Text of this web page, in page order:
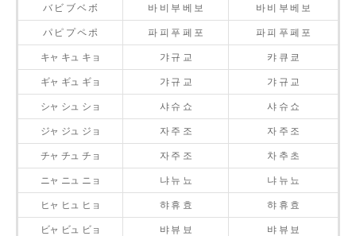
バ ビ ブ ベ ボ 바 비 부 베 보 바 비 부 베 보
パ ピ プ ペ ポ 파 피 푸 페 포 파 피 푸 페 포
キャ キュ キョ 갸 규 교 캬 큐 쿄
ギャ ギュ ギョ 갸 규 교 갸 규 교
シャ シュ ショ 샤 슈 쇼 샤 슈 쇼
ジャ ジュ ジョ 자 주 조 자 주 조
チャ チュ チョ 자 주 조 차 추 초
ニャ ニュ ニョ 냐 뉴 뇨 냐 뉴 뇨
ヒャ ヒュ ヒョ 햐 휴 효 햐 휴 효
ビャ ビュ ビョ 뱌 뷰 뵤 뱌 뷰 뵤